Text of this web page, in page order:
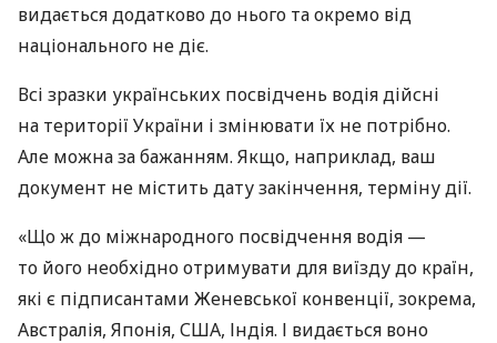
видається додатково до нього та окремо від
національного не діє.
Всі зразки українських посвідчень водія дійсні
на території України і змінювати їх не потрібно.
Але можна за бажанням. Якщо, наприклад, ваш
документ не містить дату закінчення, терміну дії.
«Що ж до міжнародного посвідчення водія —
то його необхідно отримувати для виїзду до країн,
які є підписантами Женевської конвенції, зокрема,
Австралія, Японія, США, Індія. І видається воно